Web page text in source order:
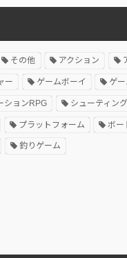
その他 アクション
ー ゲームボーイ ゲ
ションRPG シューティング
プラットフォーム ボー
釣りゲーム